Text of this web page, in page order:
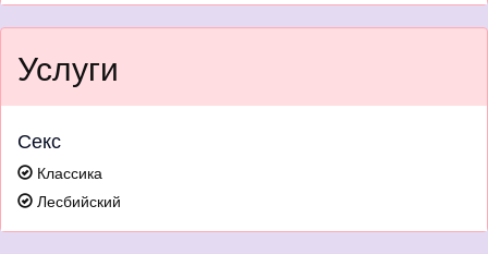
Услуги
Секс
Классика
Лесбийский